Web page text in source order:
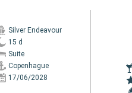
Silver Endeavour
15 d
Suite
Copenhague
17/06/2028